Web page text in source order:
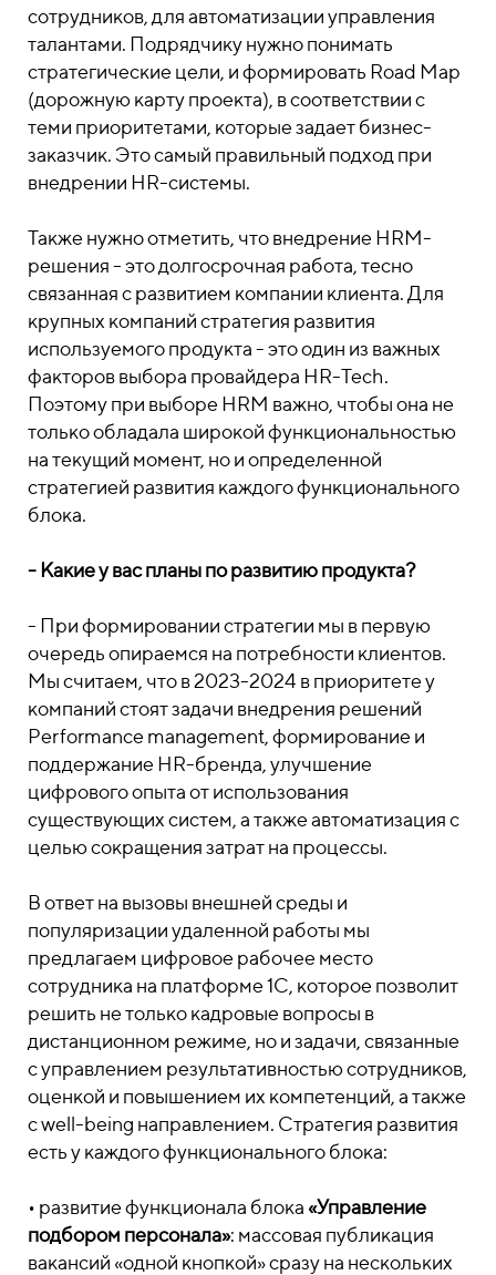
сотрудников, для автоматизации управления
талантами. Подрядчику нужно понимать
стратегические цели, и формировать Road Map
(дорожную карту проекта), в соответствии с
теми приоритетами, которые задает бизнес-
заказчик. Это самый правильный подход при
внедрении HR-системы.
Также нужно отметить, что внедрение HRM-
решения - это долгосрочная работа, тесно
связанная с развитием компании клиента. Для
крупных компаний стратегия развития
используемого продукта - это один из важных
факторов выбора провайдера HR-Tech.
Поэтому при выборе HRM важно, чтобы она не
только обладала широкой функциональностью
на текущий момент, но и определенной
стратегией развития каждого функционального
блока.
- Какие у вас планы по развитию продукта?
- При формировании стратегии мы в первую
очередь опираемся на потребности клиентов.
Мы считаем, что в 2023-2024 в приоритете у
компаний стоят задачи внедрения решений
Performance management, формирование и
поддержание HR-бренда, улучшение
цифрового опыта от использования
существующих систем, а также автоматизация с
целью сокращения затрат на процессы.
В ответ на вызовы внешней среды и
популяризации удаленной работы мы
предлагаем цифровое рабочее место
сотрудника на платформе 1С, которое позволит
решить не только кадровые вопросы в
дистанционном режиме, но и задачи, связанные
с управлением результативностью сотрудников,
оценкой и повышением их компетенций, а также
с well-being направлением. Стратегия развития
есть у каждого функционального блока:
• развитие функционала блока«Управление
подбором персонала»: массовая публикация
вакансий «одной кнопкой» сразу на нескольких